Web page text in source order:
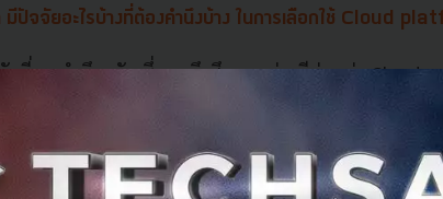
ปัจจัยอะไรบ้างที่ต้องคำนึงบ้าง ในการเลือกใช้ Cloud
ที่เราคำนึงครับ ซึ่งเราจึงศึกษาอย่างดีก่อนว่า Cloud
วามรวดเร็วและความคล่องตัว ในการพัฒนาระบบ